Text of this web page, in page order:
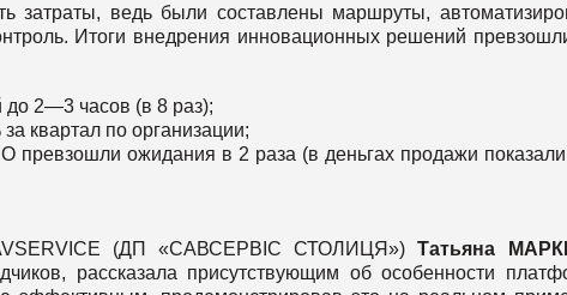
затраты, ведь были составлены маршруты,
Итоги внедрения инновационных решений
до 2—3 часов (в 8 раз);
квартал по организации;
превзошли ожидания в 2 раза (в деньгах продажи показали
(ДП «САВСЕРВІС СТОЛИЦЯ»)Татьяна
рассказала присутствующим об особенности